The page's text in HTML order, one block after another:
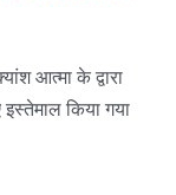
आत्मा के द्वारा
किया गया